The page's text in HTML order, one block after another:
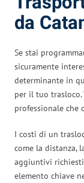
da
Se stai
sicuramente
determinante in
per il tuo trasloco.
professionale che
I costi di un
come la distanza,
aggiuntivi
elemento chiave